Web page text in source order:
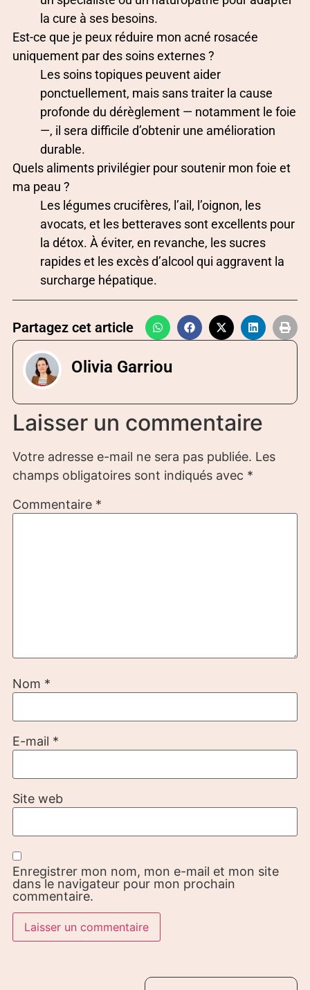
la cure à ses besoins.
Est-ce que je peux réduire mon acné rosacée
uniquement par des soins externes ?
Les soins topiques peuvent aider
ponctuellement, mais sans traiter la cause
profonde du dérèglement — notamment le foie
—, il sera difficile d’obtenir une amélioration
durable.
Quels aliments privilégier pour soutenir mon foie et
ma peau ?
Les légumes crucifères, l’ail, l’oignon, les
avocats, et les betteraves sont excellents pour
la détox. À éviter, en revanche, les sucres
rapides et les excès d’alcool qui aggravent la
surcharge hépatique.
Partagez cet article
Olivia Garriou
Laisser un commentaire
Votre adresse e-mail ne sera pas publiée. Les
champs obligatoires sont indiqués avec *
Commentaire *
Nom *
E-mail *
Site web
Enregistrer mon nom, mon e-mail et mon site
dans le navigateur pour mon prochain
commentaire.